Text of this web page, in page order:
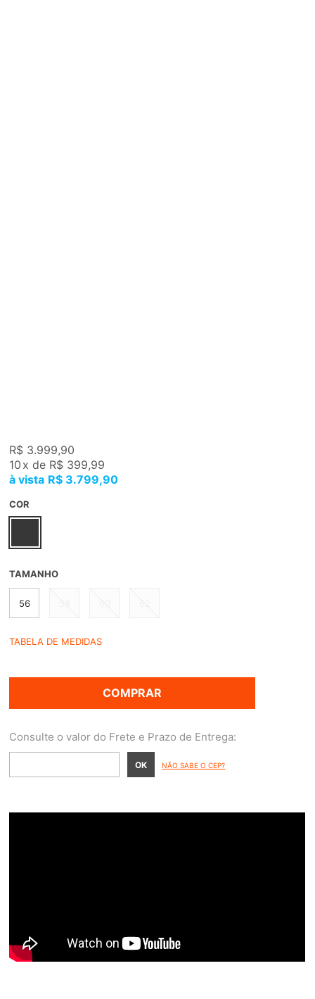
R$ 3.999,90
10 x de R$ 399,99
R$ 3.799,90
COR
TAMANHO
56
TABELA DE MEDIDAS
COMPRAR
NÃO SABE O CEP?